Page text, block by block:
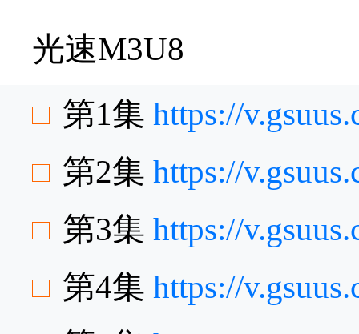
光速M3U8
第1集 https://
第2集 https://
第3集 https://
第4集 https://